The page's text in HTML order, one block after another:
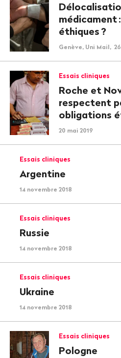
médicament
éthiques ?
Genève, Uni Mail,
Essais cliniques
Roche et
respectent
obligations
20 mai 2019
Essais cliniques
Argentine
14 novembre 2018
Essais cliniques
Russie
14 novembre 2018
Essais cliniques
Ukraine
14 novembre 2018
Essais cliniques
Pologne